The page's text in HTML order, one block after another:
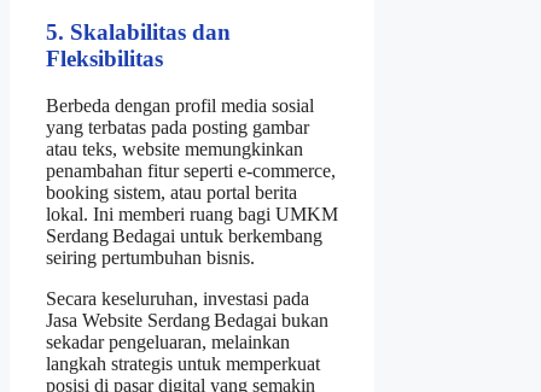
5. Skalabilitas dan
Fleksibilitas
Berbeda dengan profil media sosial
yang terbatas pada posting gambar
atau teks, website memungkinkan
penambahan fitur seperti e‑commerce,
booking sistem, atau portal berita
lokal. Ini memberi ruang bagi UMKM
Serdang Bedagai untuk berkembang
seiring pertumbuhan bisnis.
Secara keseluruhan, investasi pada
Jasa Website Serdang Bedagai bukan
sekadar pengeluaran, melainkan
langkah strategis untuk memperkuat
posisi di pasar digital yang semakin